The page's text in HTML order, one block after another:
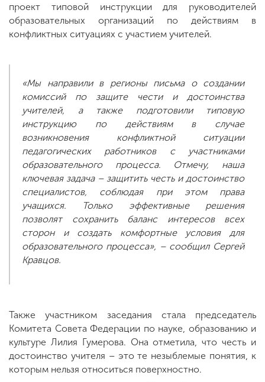
проект типовой инструкции для руководителей
образовательных организаций по действиям в
конфликтных ситуациях с участием учителей.
«Мы направили в регионы письма о создании
комиссий по защите чести и достоинства
учителей, а также подготовили типовую
инструкцию по действиям в случае
возникновения конфликтной ситуации
педагогических работников с участниками
образовательного процесса. Отмечу, наша
ключевая задача – защитить честь и достоинство
специалистов, соблюдая при этом права
учащихся. Только эффективные решения
позволят сохранить баланс интересов всех
сторон и создать комфортные условия для
образовательного процесса», – сообщил Сергей
Кравцов.
Также участником заседания стала председатель
Комитета Совета Федерации по науке, образованию и
культуре Лилия Гумерова. Она отметила, что честь и
достоинство учителя – это те незыблемые понятия, к
которым нельзя относиться поверхностно.